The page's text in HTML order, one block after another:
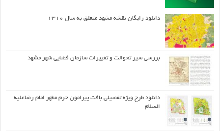
دانلود رایگان نقشه مشهد متعلق به سال ۱۳۱۰
بررسی سیر تحوالت و تغییرات سازمان فضایی شهر مشهد
دانلود طرح ويژه تفصيلي بافت پيرامون حرم مطهر امام رضاعليه
السلام